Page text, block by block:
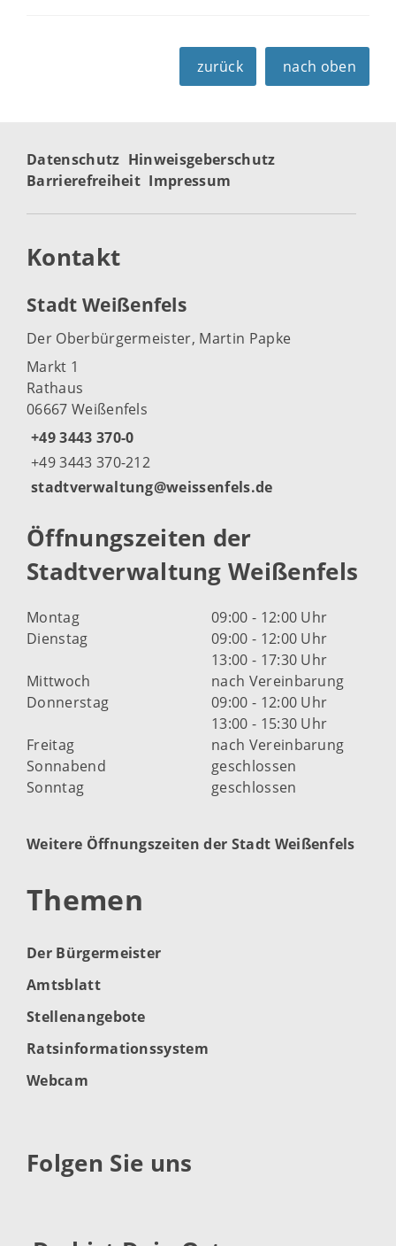
zurück nach oben
Datenschutz Hinweisgeberschutz
Barrierefreiheit Impressum
Kontakt
Stadt Weißenfels
Der Oberbürgermeister, Martin Papke
Markt 1
Rathaus
06667 Weißenfels
+49 3443 370-0
+49 3443 370-212
stadtverwaltung@weissenfels.de
Öffnungszeiten der
Stadtverwaltung Weißenfels
Montag
09:00 - 12:00 Uhr
Dienstag
09:00 - 12:00 Uhr
13:00 - 17:30 Uhr
Mittwoch
nach Vereinbarung
Donnerstag
09:00 - 12:00 Uhr
13:00 - 15:30 Uhr
Freitag
nach Vereinbarung
Sonnabend
geschlossen
Sonntag
geschlossen
Weitere Öffnungszeiten der Stadt Weißenfels
Themen
Der Bürgermeister
Amtsblatt
Stellenangebote
Ratsinformationssystem
Webcam
Folgen Sie uns